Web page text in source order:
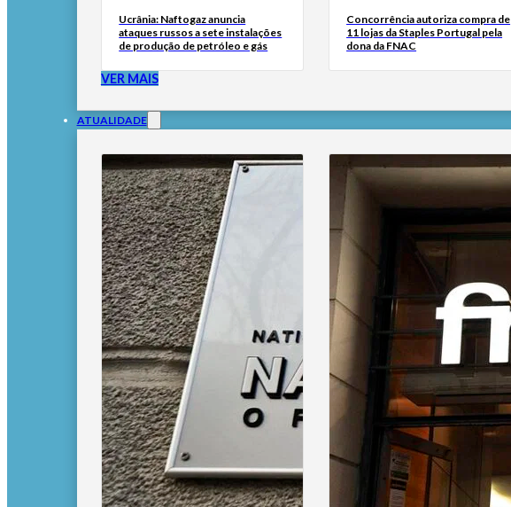
Ucrânia: Naftogaz anuncia
ataques russos a sete instalações
de produção de petróleo e gás
Concorrência autoriza compra de
11 lojas da Staples Portugal pela
dona da FNAC
VER MAIS
ATUALIDADE